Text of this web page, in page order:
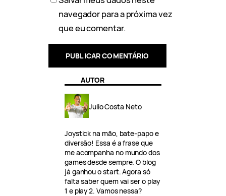
navegador para a próxima vez
que eu comentar.
AUTOR
Julio Costa Neto
Joystick na mão, bate-papo e
diversão! Essa é a frase que
me acompanha no mundo dos
games desde sempre. O blog
já ganhou o start. Agora só
falta saber quem vai ser o play
1 e play 2. Vamos nessa?